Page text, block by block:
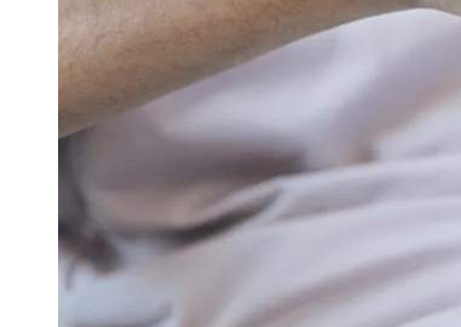
Anuncie no Portal
Verificar Empresa
Anunciar Vagas
Publicidade Legal
NBA
NFL
MLB
NHL
Atletismo
Vôlei
NBB